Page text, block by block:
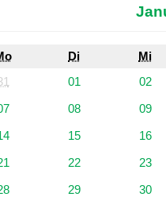
Di Mi
01 02
08 09
15 16
22 23
29 30